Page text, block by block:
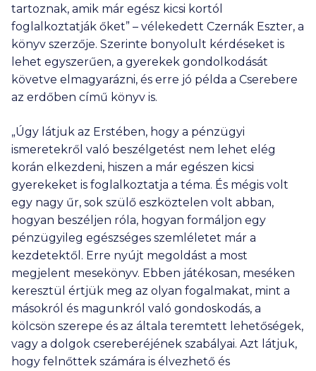
tartoznak, amik már egész kicsi kortól
foglalkoztatják őket” – vélekedett Czernák Eszter, a
könyv szerzője. Szerinte bonyolult kérdéseket is
lehet egyszerűen, a gyerekek gondolkodását
követve elmagyarázni, és erre jó példa a Cserebere
az erdőben című könyv is.
„Úgy látjuk az Erstében, hogy a pénzügyi
ismeretekről való beszélgetést nem lehet elég
korán elkezdeni, hiszen a már egészen kicsi
gyerekeket is foglalkoztatja a téma. És mégis volt
egy nagy űr, sok szülő eszköztelen volt abban,
hogyan beszéljen róla, hogyan formáljon egy
pénzügyileg egészséges szemléletet már a
kezdetektől. Erre nyújt megoldást a most
megjelent mesekönyv. Ebben játékosan, meséken
keresztül értjük meg az olyan fogalmakat, mint a
másokról és magunkról való gondoskodás, a
kölcsön szerepe és az általa teremtett lehetőségek,
vagy a dolgok csereberéjének szabályai. Azt látjuk,
hogy felnőttek számára is élvezhető és